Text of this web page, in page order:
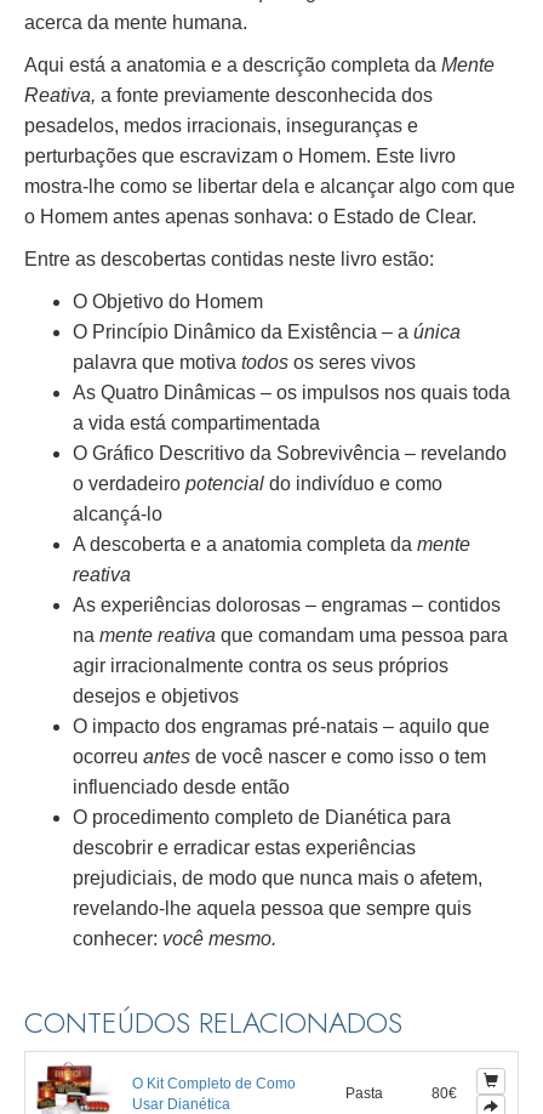
acerca da mente humana.
Aqui está a anatomia e a descrição completa da Mente
Reativa, a fonte previamente desconhecida dos
pesadelos, medos irracionais, inseguranças e
perturbações que escravizam o Homem. Este livro
mostra-lhe como se libertar dela e alcançar algo com que
o Homem antes apenas sonhava: o Estado de Clear.
Entre as descobertas contidas neste livro estão:
O Objetivo do Homem
O Princípio Dinâmico da Existência – a única
palavra que motiva todos os seres vivos
As Quatro Dinâmicas – os impulsos nos quais toda
a vida está compartimentada
O Gráfico Descritivo da Sobrevivência – revelando
o verdadeiro potencial do indivíduo e como
alcançá-lo
A descoberta e a anatomia completa da mente
reativa
As experiências dolorosas – engramas – contidos
na mente reativa que comandam uma pessoa para
agir irracionalmente contra os seus próprios
desejos e objetivos
O impacto dos engramas pré-natais – aquilo que
ocorreu antes de você nascer e como isso o tem
influenciado desde então
O procedimento completo de Dianética para
descobrir e erradicar estas experiências
prejudiciais, de modo que nunca mais o afetem,
revelando-lhe aquela pessoa que sempre quis
conhecer: você mesmo.
CONTEÚDOS RELACIONADOS
O Kit Completo de Como
Usar Dianética
Pasta 80€